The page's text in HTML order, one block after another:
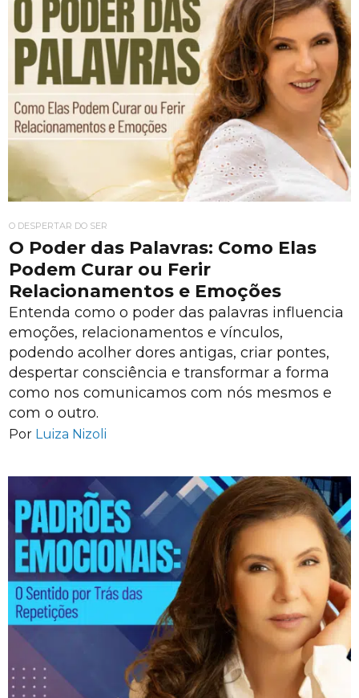
O DESPERTAR DO SER
O Poder das Palavras: Como Elas
Podem Curar ou Ferir
Relacionamentos e Emoções
Entenda como o poder das palavras influencia
emoções, relacionamentos e vínculos,
podendo acolher dores antigas, criar pontes,
despertar consciência e transformar a forma
como nos comunicamos com nós mesmos e
com o outro.
Por Luiza Nizoli